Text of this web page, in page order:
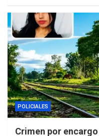
POLICIALES
Crimen por encargo